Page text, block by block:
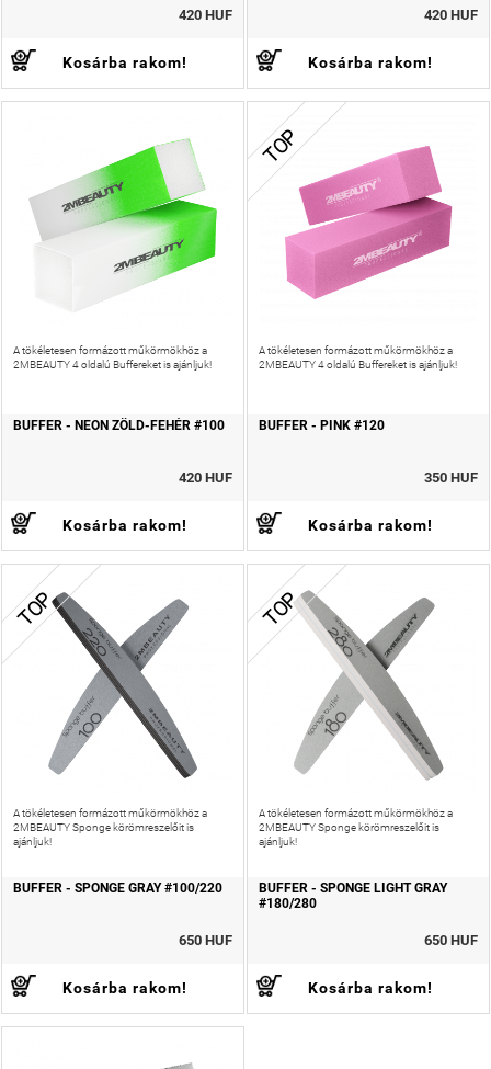
420 HUF
Kosárba rakom!
420 HUF
Kosárba rakom!
A tökéletesen formázott műkörmökhöz a
2MBEAUTY 4 oldalú Buffereket is ajánljuk!
BUFFER - NEON ZÖLD-FEHÉR #100
420 HUF
Kosárba rakom!
TOP
A tökéletesen formázott műkörmökhöz a
2MBEAUTY 4 oldalú Buffereket is ajánljuk!
BUFFER - PINK #120
350 HUF
Kosárba rakom!
TOP
A tökéletesen formázott műkörmökhöz a
2MBEAUTY Sponge körömreszelőit is
ajánljuk!
BUFFER - SPONGE GRAY #100/220
650 HUF
Kosárba rakom!
TOP
A tökéletesen formázott műkörmökhöz a
2MBEAUTY Sponge körömreszelőit is
ajánljuk!
BUFFER - SPONGE LIGHT GRAY
#180/280
650 HUF
Kosárba rakom!